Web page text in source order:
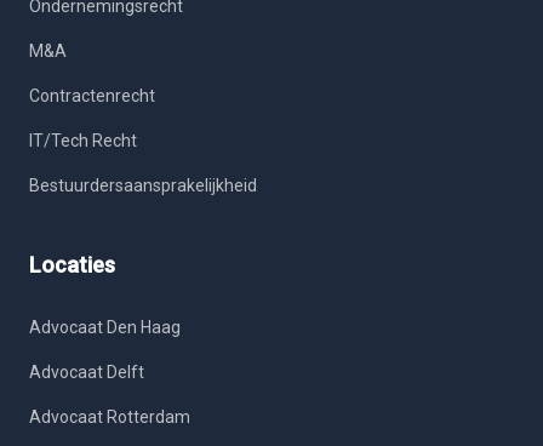
Ondernemingsrecht
M&A
Contractenrecht
IT/Tech Recht
Bestuurdersaansprakelijkheid
Locaties
Advocaat Den Haag
Advocaat Delft
Advocaat Rotterdam